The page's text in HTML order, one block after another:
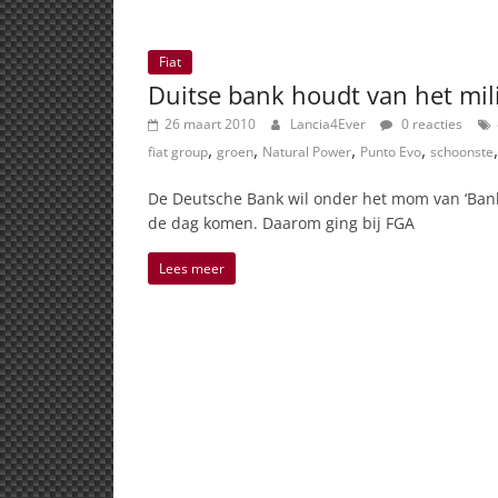
Fiat
Duitse bank houdt van het
26 maart 2010 Lancia4Ever 0 reacties
fiat group, groen, Natural Power, Punto Evo, schoonste
De Deutsche Bank wil onder het mom van
de dag komen. Daarom ging bij FGA
Lees meer